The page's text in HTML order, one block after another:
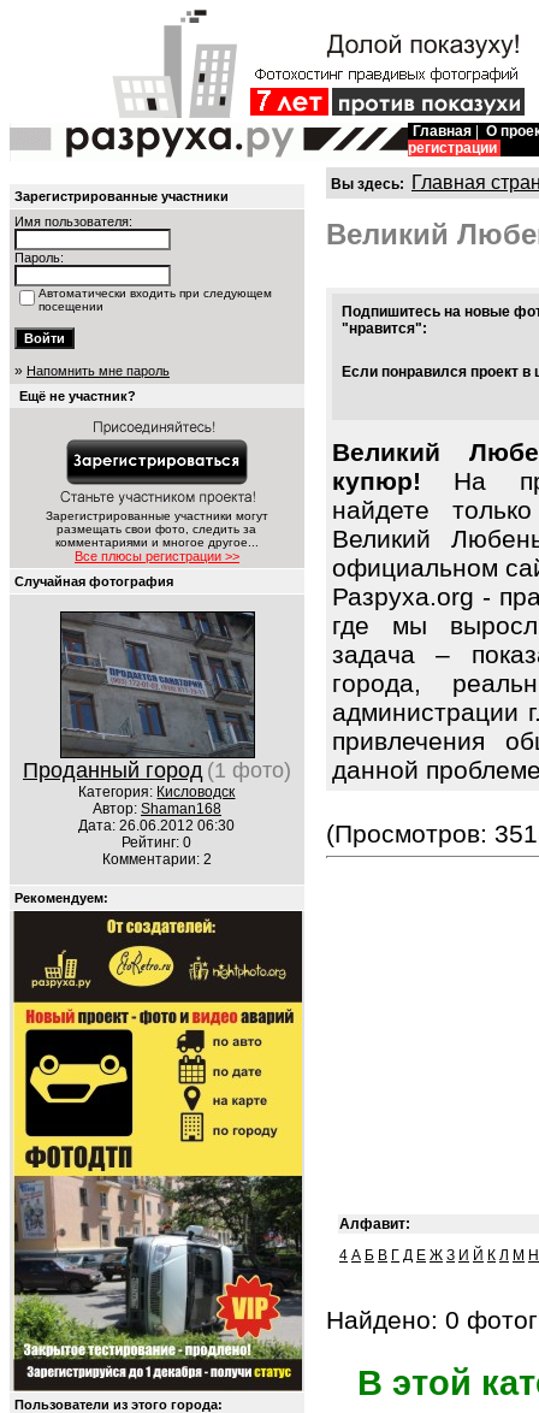
Главная
О
регистрации
Зарегистрированные участники
Имя пользователя:
Пароль:
Автоматически входить при следующем
посещении
» Напомнить мне пароль
Ещё не участник?
Зарегистрированные участники могут
размещать свои фото, следить за
комментариями и многое другое...
Все плюсы регистрации >>
Случайная фотография
Проданный город (1 фото)
Категория: Кисловодск
Автор: Shaman168
Дата: 26.06.2012 06:30
Рейтинг: 0
Комментарии: 2
Рекомендуем:
Пользователи из этого города:
Вы здесь: Главная
Великий
Подпишитесь на новые
"нравится":
Если понравился проект
Великий
купюр! На
найдете
Великий
официальном
Разруха.org -
где мы
задача –
города,
администрации
привлечения
данной
(Просмотров:
Алфавит:
4 А Б В Г Д Е Ж З И Й К Л М Н
Найдено: 0
В этой